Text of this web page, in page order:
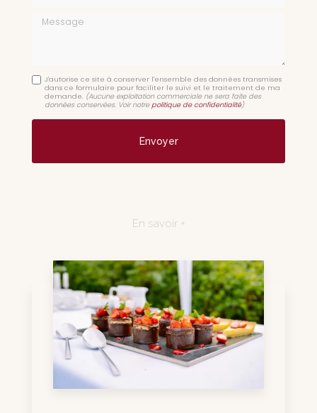
Message
J'autorise ce site à conserver l'ensemble des données transmises
dans ce formulaire pour faciliter le suivi et le traitement de ma
demande. (Aucune exploitation commerciale ne sera faite des
données conservées. Voir notre politique de confidentialité)
En savoir +